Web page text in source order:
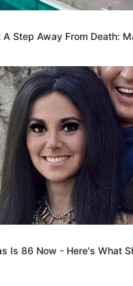
A Step Away From Death:
Is 86 Now - Here's What